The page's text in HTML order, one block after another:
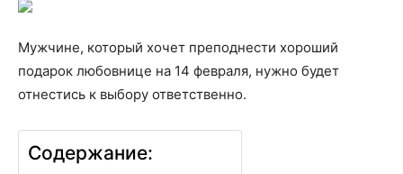
Мужчине, который хочет преподнести хороший
подарок любовнице на 14 февраля, нужно будет
отнестись к выбору ответственно.
Содержание: